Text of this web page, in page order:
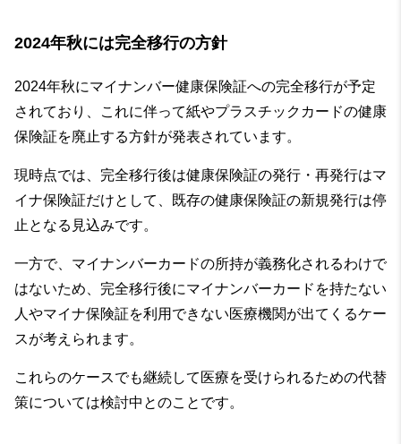
2024年秋には完全移行の方針
2024年秋にマイナンバー健康保険証への完全移行が予定
されており、これに伴って紙やプラスチックカードの健康
保険証を廃止する方針が発表されています。
現時点では、完全移行後は健康保険証の発行・再発行はマ
イナ保険証だけとして、既存の健康保険証の新規発行は停
止となる見込みです。
一方で、マイナンバーカードの所持が義務化されるわけで
はないため、完全移行後にマイナンバーカードを持たない
人やマイナ保険証を利用できない医療機関が出てくるケー
スが考えられます。
これらのケースでも継続して医療を受けられるための代替
策については検討中とのことです。